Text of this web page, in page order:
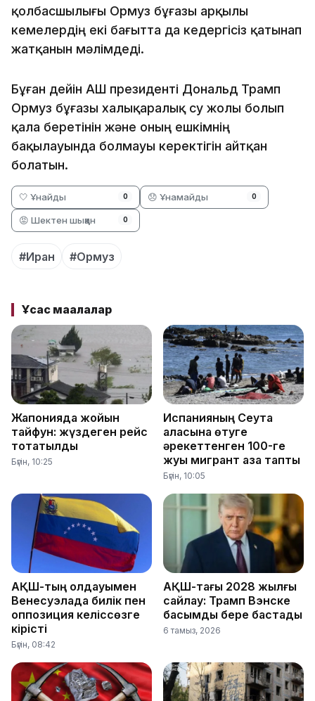
қолбасшылығы Ормуз бұғазы арқылы
кемелердің екі бағытта да кедергісіз қатынап
жатқанын мәлімдеді.
Бұған дейін АҚШ президенті Дональд Трамп
Ормуз бұғазы халықаралық су жолы болып
қала беретінін және оның ешкімнің
бақылауында болмауы керектігін айтқан
болатын.
🤍 Ұнайды 0 😞 Ұнамайды 0
😡 Шектен шыққан 0
#Иран #Ормуз
Ұқсас мақалалар
Жапонияда жойқын
тайфун: жүздеген рейс
тоқтатылды
Бүгін, 10:25
Испанияның Сеута
қаласына өтуге
әрекеттенген 100-ге
жуық мигрант қаза тапты
Бүгін, 10:05
АҚШ-тың қолдауымен
Венесуэлада билік пен
оппозиция келіссөзге
кірісті
Бүгін, 08:42
АҚШ-тағы 2028 жылғы
сайлау: Трамп Вэнске
басымдық бере бастады
6 тамыз, 2026